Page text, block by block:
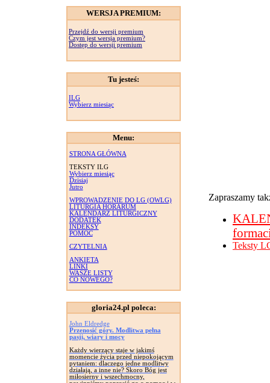
WERSJA PREMIUM:
Przejdź do wersji premium
Czym jest wersja premium?
Dostęp do wersji premium
Tu jesteś:
ILG
Wybierz miesiąc
Menu:
STRONA GŁÓWNA
TEKSTY ILG
Wybierz miesiąc
Dzisiaj
Jutro
WPROWADZENIE DO LG (OWLG)
LITURGIA HORARUM
KALENDARZ LITURGICZNY
DODATEK
INDEKSY
POMOC
CZYTELNIA
ANKIETA
LINKI
WASZE LISTY
CO NOWEGO?
gloria24.pl poleca:
John Eldredge
Przenosić góry. Modlitwa pełna
pasji, wiary i mocy
Każdy wierzący staje w jakimś
momencie życia przed niepokojącym
pytaniem: dlaczego jedne modlitwy
działają, a inne nie? Skoro Bóg jest
miłosierny i wszechmocny,
Zapraszamy
Teksty